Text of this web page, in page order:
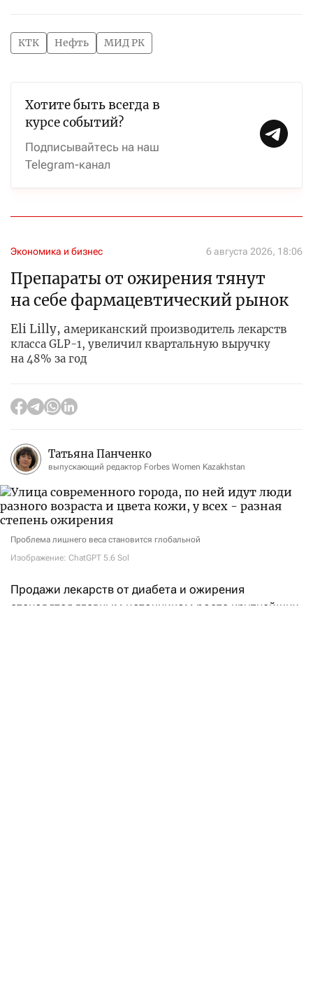
КТК Нефть МИД РК
Хотите быть всегда в
курсе событий?
Подписывайтесь на наш
Telegram-канал
Экономика и бизнес 6 августа 2026, 18:06
Препараты от ожирения тянут
на себе фармацевтический рынок
Eli Lilly, американский производитель лекарств
класса GLP-1, увеличил квартальную выручку
на 48% за год
Татьяна Панченко
выпускающий редактор Forbes Women Kazakhstan
Проблема лишнего веса становится глобальной
Изображение: ChatGPT 5.6 Sol
Продажи лекарств от диабета и ожирения
становятся главным источником роста крупнейших